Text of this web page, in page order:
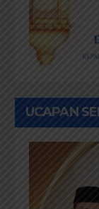
UCAPAN